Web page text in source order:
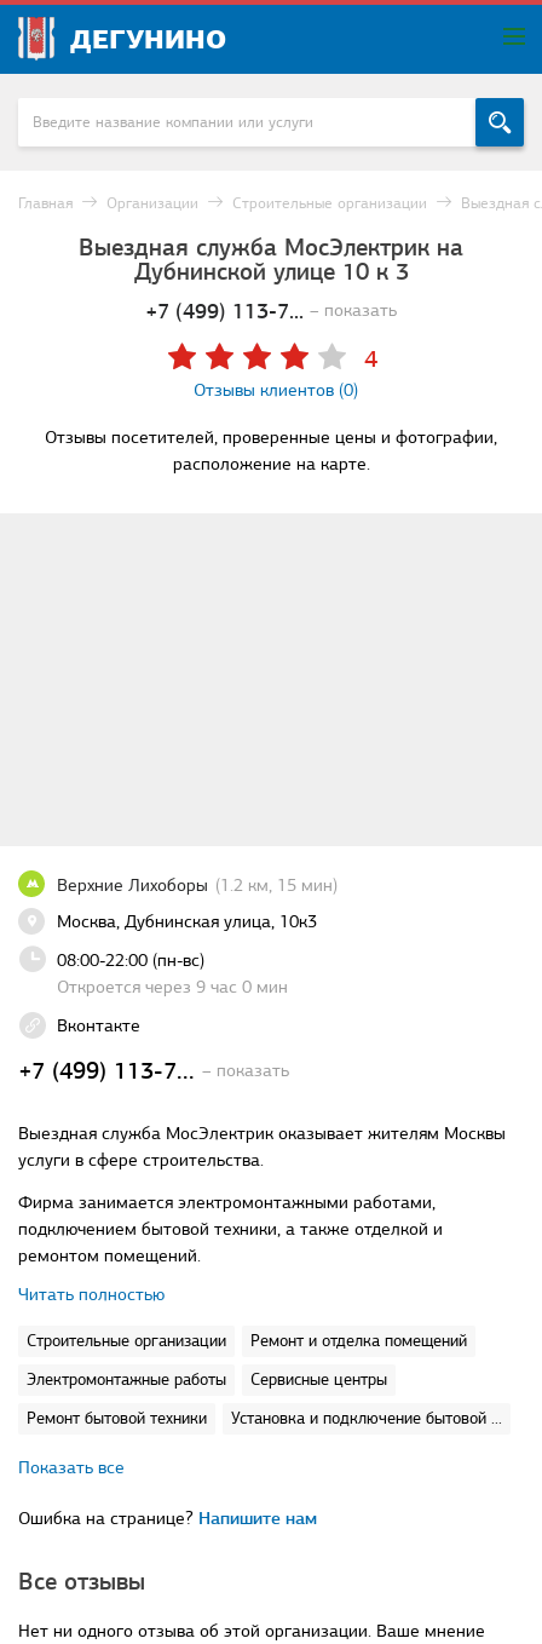
ДЕГУНИНО
Главная Организации Строительные организации Выездная
Верхние Лихоборы (1.2 км, 15 мин)
Москва, Дубнинская улица, 10к3
08:00-22:00 (пн-вс)
Откроется через 9 час 0 мин
Вконтакте
+7 (499) 113-7... – показать
Выездная служба МосЭлектрик на
Дубнинской улице 10 к 3
Отзывы посетителей, проверенные цены и фотографии,
расположение на карте.
+7 (499) 113-7... – показать
4
Отзывы клиентов (0)
Выездная служба МосЭлектрик оказывает жителям Москвы
услуги в сфере строительства.
Фирма занимается электромонтажными работами,
подключением бытовой техники, а также отделкой и
ремонтом помещений.
Читать полностью
Строительные организации
Ремонт и отделка помещений
Электромонтажные работы
Сервисные центры
Ремонт бытовой техники
Установка и подключение бытовой ...
Показать все
Ошибка на странице? Напишите нам
Все отзывы
Нет ни одного отзыва об этой организации. Ваше мнение